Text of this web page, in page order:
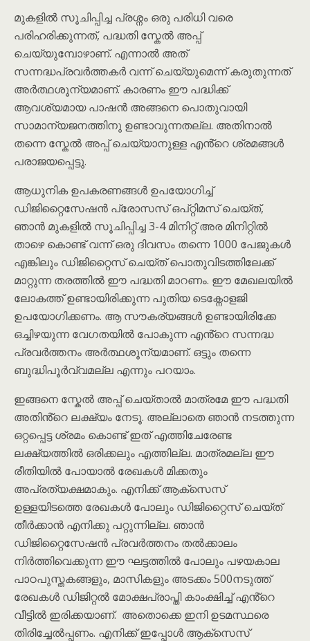
മുകളിൽ സൂചിപ്പിച്ച പ്രശ്നം ഒരു പരിധി വരെ
പരിഹരിക്കുന്നത്, പദ്ധതി സ്കേൽ അപ്പ്
ചെയ്യുമ്പോഴാണ്. എന്നാൽ അത്
സന്നദ്ധപ്രവർത്തകർ വന്ന് ചെയ്യുമെന്ന് കരുതുന്നത്
അർത്ഥശൂന്യമാണ്. കാരണം ഈ പദ്ധിക്ക്
ആവശ്യമായ പാഷൻ അങ്ങനെ പൊതുവായി
സാമാന്യജനത്തിനു ഉണ്ടാവുന്നതല്ല. അതിനാൽ
തന്നെ സ്കേൽ അപ്പ് ചെയ്യാനുള്ള എൻ്റെ ശ്രമങ്ങൾ
പരാജയപ്പെട്ടു.
ആധുനിക ഉപകരണങ്ങൾ ഉപയോഗിച്ച്
ഡിജിറ്റൈസേഷൻ പ്രോസസ് ഒപ്റ്റിമസ് ചെയ്ത്,
ഞാൻ മുകളിൽ സൂചിപ്പിച്ച 3-4 മിനിറ്റ് അര മിനിറ്റിൽ
താഴെ കൊണ്ട് വന്ന് ഒരു ദിവസം തന്നെ 1000 പേജുകൾ
എങ്കിലും ഡിജിറ്റൈസ് ചെയ്ത് പൊതുവിടത്തിലേക്ക്
മാറ്റുന്ന തരത്തിൽ ഈ പദ്ധതി മാറണം. ഈ മേഖലയിൽ
ലോകത്ത് ഉണ്ടായിരിക്കുന്ന പുതിയ ടെക്നോളജി
ഉപയോഗിക്കണം. ആ സൗകര്യങ്ങൾ ഉണ്ടായിരിക്കേ
ഒച്ചിഴയുന്ന വേഗതയിൽ പോകുന്ന എൻ്റെ സന്നദ്ധ
പ്രവർത്തനം അർത്ഥശൂന്യമാണ്. ഒട്ടും തന്നെ
ബുദ്ധിപൂർവ്വമല്ല എന്നും പറയാം.
ഇങ്ങനെ സ്കേൽ അപ്പ് ചെയ്താൽ മാത്രമേ ഈ പദ്ധതി
അതിൻ്റെ ലക്ഷ്യം നേടൂ. അല്ലാതെ ഞാൻ നടത്തുന്ന
ഒറ്റപ്പെട്ട ശ്രമം കൊണ്ട് ഇത് എത്തിചേരേണ്ട
ലക്ഷ്യത്തിൽ ഒരിക്കലും എത്തില്ല. മാത്രമല്ല ഈ
രീതിയിൽ പോയാൽ രേഖകൾ മിക്കതും
അപ്രത്യക്ഷമാകും. എനിക്ക് ആക്സെസ്
ഉള്ളയിടത്തെ രേഖകൾ പോലും ഡിജിറ്റൈസ് ചെയ്ത്
തീർക്കാൻ എനിക്കു പറ്റുന്നില്ല. ഞാൻ
ഡിജിറ്റൈസേഷൻ പ്രവർത്തനം തൽക്കാലം
നിർത്തിവെക്കുന്ന ഈ ഘട്ടത്തിൽ പോലും പഴയകാല
പാഠപുസ്തകങ്ങളും, മാസികളും അടക്കം 500നടുത്ത്
രേഖകൾ ഡിജിറ്റൽ മോക്ഷപ്രാപ്തി കാംക്ഷിച്ച് എൻ്റെ
വീട്ടിൽ ഇരിക്കയാണ്. അതൊക്കെ ഇനി ഉടമസ്ഥരെ
തിരിച്ചേൽപ്പണം. എനിക്ക് ഇപ്പോൾ ആക്സെസ്